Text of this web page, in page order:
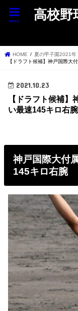
高校野
menu
HOME
夏の甲子園2021年
【ドラフト候補】神戸国際大
2021.10.23
【ドラフト候補
い最速145キロ右腕
神戸国際大付
145キロ右腕